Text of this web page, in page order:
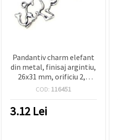
Pandantiv charm elefant
din metal, finisaj argintiu,
26x31 mm, orificiu 2,5
mm, set de 5, pentru
creativ DIY
COD: 116451
3.12 Lei